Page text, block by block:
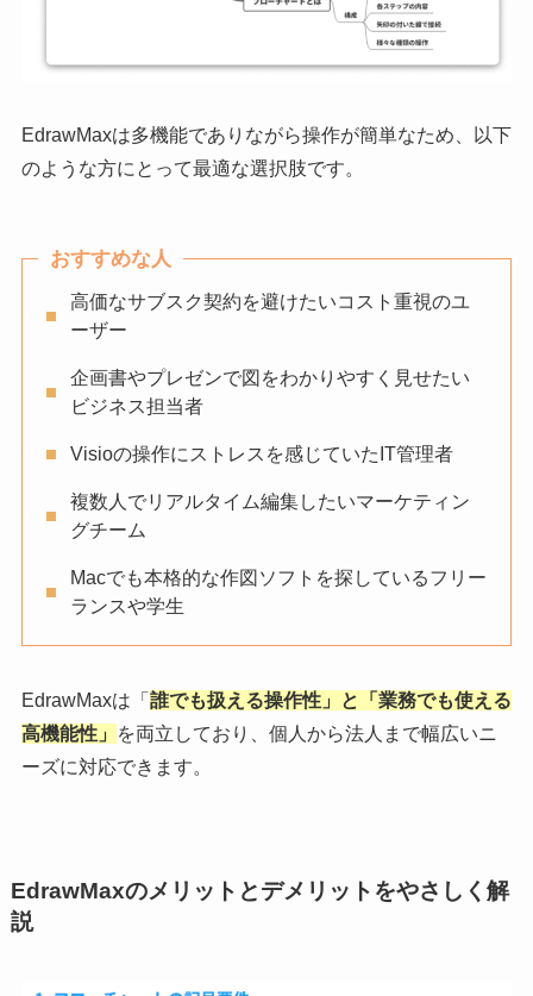
EdrawMaxは多機能でありながら操作が簡単なため、以下
のような方にとって最適な選択肢です。
おすすめな人
高価なサブスク契約を避けたいコスト重視のユ
ーザー
企画書やプレゼンで図をわかりやすく見せたい
ビジネス担当者
Visioの操作にストレスを感じていたIT管理者
複数人でリアルタイム編集したいマーケティン
グチーム
Macでも本格的な作図ソフトを探しているフリー
ランスや学生
EdrawMaxは「 誰でも扱える操作性」と「業務でも使える
高機能性」
を両立しており、個人から法人まで幅広いニ
ーズに対応できます。
EdrawMaxのメリットとデメリットをやさしく解
説